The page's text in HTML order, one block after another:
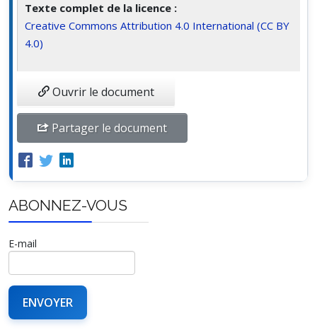
Texte complet de la licence :
Creative Commons Attribution 4.0 International (CC BY
4.0)
Ouvrir le document
Partager le document
ABONNEZ-VOUS
E-mail